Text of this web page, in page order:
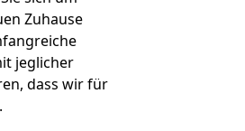
Zuhause
jeglicher
dass wir für